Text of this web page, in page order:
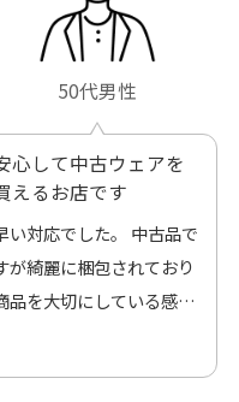
50代男性
心して中古ウェアを
えるお店です
い対応でした。 中古品で
が綺麗に梱包されており
品を大切にしている感が